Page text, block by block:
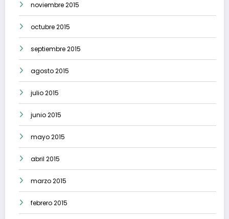
noviembre 2015
octubre 2015
septiembre 2015
agosto 2015
julio 2015
junio 2015
mayo 2015
abril 2015
marzo 2015
febrero 2015